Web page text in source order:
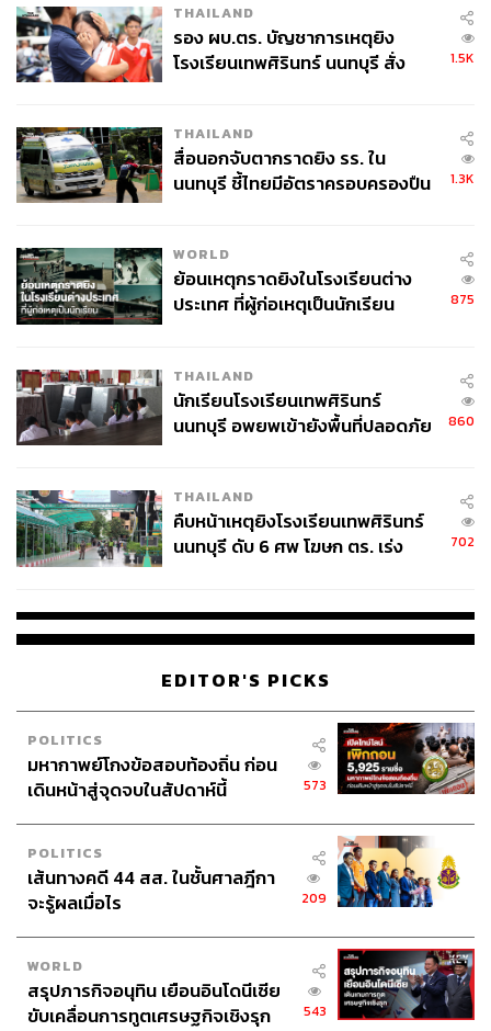
THAILAND
รอง ผบ.ตร. บัญชาการเหตุยิง
โรงเรียนเทพศิรินทร์ นนทบุรี สั่ง
1.5K
THAILAND
สื่อนอกจับตากราดยิง รร. ใน
นนทบุรี ชี้ไทยมีอัตราครอบครองปืน
1.3K
WORLD
ย้อนเหตุกราดยิงในโรงเรียนต่าง
ประเทศ ที่ผู้ก่อเหตุเป็นนักเรียน
875
THAILAND
นักเรียนโรงเรียนเทพศิรินทร์
นนทบุรี อพยพเข้ายังพื้นที่ปลอดภัย
860
THAILAND
คืบหน้าเหตุยิงโรงเรียนเทพศิรินทร์
นนทบุรี ดับ 6 ศพ โฆษก ตร. เร่ง
702
EDITOR'S PICKS
POLITICS
มหากาพย์โกงข้อสอบท้องถิ่น ก่อน
เดินหน้าสู่จุดจบในสัปดาห์นี้
573
POLITICS
เส้นทางคดี 44 สส. ในชั้นศาลฎีกา
จะรู้ผลเมื่อไร
209
WORLD
สรุปภารกิจอนุทิน เยือนอินโดนีเซีย
ขับเคลื่อนการทูตเศรษฐกิจเชิงรุก
543